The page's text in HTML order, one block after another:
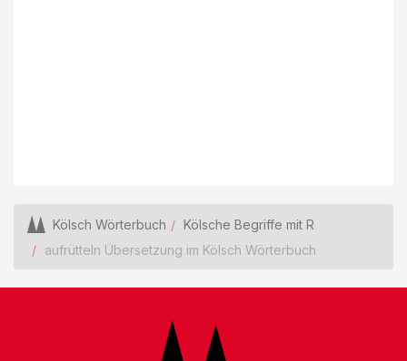
Kölsch Wörterbuch
Kölsche Begriffe mit R
aufrütteln Übersetzung im Kölsch Wörterbuch